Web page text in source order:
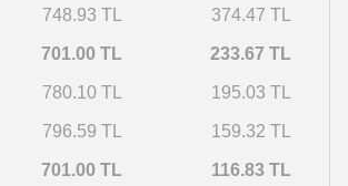
748.93 TL 374.47 TL
701.00 TL 233.67 TL
780.10 TL 195.03 TL
796.59 TL 159.32 TL
701.00 TL 116.83 TL